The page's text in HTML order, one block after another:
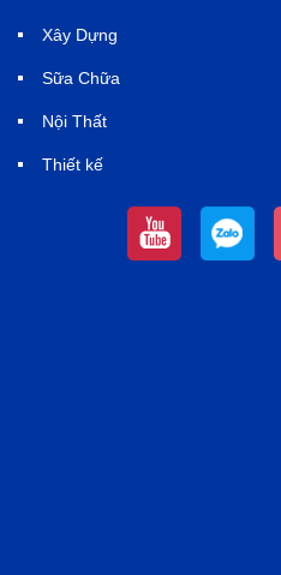
Xây Dựng
Sữa Chữa
Nội Thất
Thiết kế